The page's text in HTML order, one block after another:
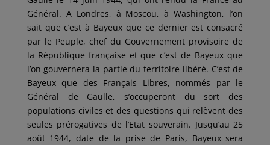
Général. A Londres, à Moscou, à Washington, l’on
sait que c’est à Bayeux que ce dernier est consacré
par le Peuple, chef du Gouvernement provisoire de
la République française et que c’est de Bayeux que
l’on gouvernera la partie du territoire libéré. C’est de
Bayeux que des Français Libres, nommés par le
Général de Gaulle, s’occuperont du sort des
populations civiles et des questions qui relèvent des
seules prérogatives de l’Etat souverain. Jusqu’au 25
août 1944, date de la prise de Paris, Bayeux sera